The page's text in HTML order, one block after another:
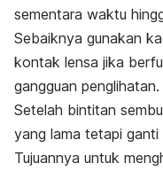
sementara waktu
Sebaiknya gunakan
kontak lensa jika
gangguan penglihatan.
Setelah bintitan
yang lama tetapi
Tujuannya untuk